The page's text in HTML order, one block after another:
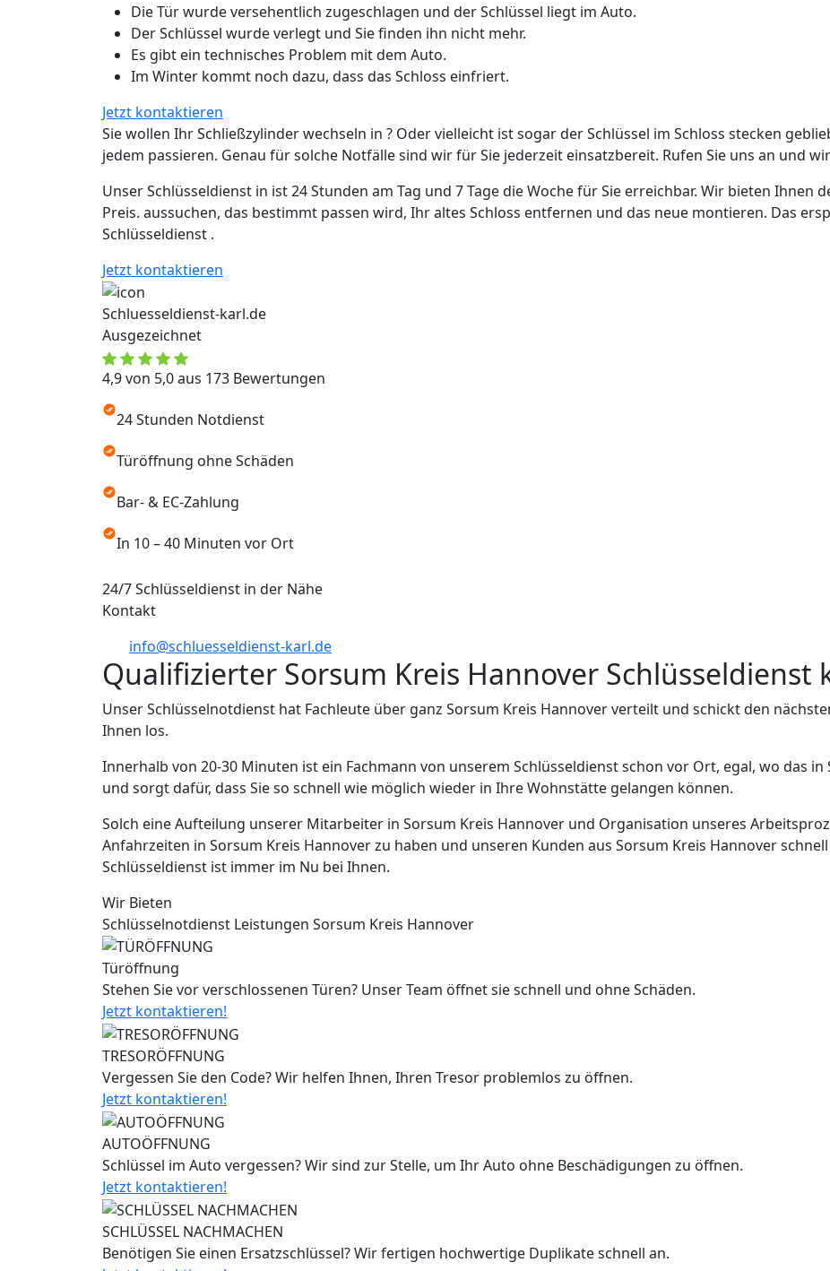
Die Tür wurde versehentlich zugeschlagen und der Schlüssel liegt im Auto.
Der Schlüssel wurde verlegt und Sie finden ihn nicht mehr.
Es gibt ein technisches Problem mit dem Auto.
Im Winter kommt noch dazu, dass das Schloss einfriert.
Jetzt kontaktieren
Sie wollen Ihr Schließzylinder wechseln in ? Oder vielleicht ist sogar der Schlüssel im Schloss stecken
jedem passieren. Genau für solche Notfälle sind wir für Sie jederzeit einsatzbereit. Rufen Sie uns an und
Unser Schlüsseldienst in ist 24 Stunden am Tag und 7 Tage die Woche für Sie erreichbar. Wir bieten Ihnen
Preis. aussuchen, das bestimmt passen wird, Ihr altes Schloss entfernen und das neue montieren. Das
Schlüsseldienst .
Jetzt kontaktieren
Schluesseldienst-karl.de
Ausgezeichnet
4,9 von 5,0 aus 173 Bewertungen
24 Stunden Notdienst
Türöffnung ohne Schäden
Bar- & EC-Zahlung
In 10 – 40 Minuten vor Ort
24/7 Schlüsseldienst in der Nähe
Kontakt
info@schluesseldienst-karl.de
Qualifizierter Sorsum Kreis Hannover Schlüsseldienst
Unser Schlüsselnotdienst hat Fachleute über ganz Sorsum Kreis Hannover verteilt und schickt den
Ihnen los.
Innerhalb von 20-30 Minuten ist ein Fachmann von unserem Schlüsseldienst schon vor Ort, egal, wo das
und sorgt dafür, dass Sie so schnell wie möglich wieder in Ihre Wohnstätte gelangen können.
Solch eine Aufteilung unserer Mitarbeiter in Sorsum Kreis Hannover und Organisation unseres
Anfahrzeiten in Sorsum Kreis Hannover zu haben und unseren Kunden aus Sorsum Kreis Hannover
Schlüsseldienst ist immer im Nu bei Ihnen.
Wir Bieten
Schlüsselnotdienst Leistungen Sorsum Kreis Hannover
Türöffnung
Stehen Sie vor verschlossenen Türen? Unser Team öffnet sie schnell und ohne Schäden.
Jetzt kontaktieren!
TRESORÖFFNUNG
Vergessen Sie den Code? Wir helfen Ihnen, Ihren Tresor problemlos zu öffnen.
Jetzt kontaktieren!
AUTOÖFFNUNG
Schlüssel im Auto vergessen? Wir sind zur Stelle, um Ihr Auto ohne Beschädigungen zu öffnen.
Jetzt kontaktieren!
SCHLÜSSEL NACHMACHEN
Benötigen Sie einen Ersatzschlüssel? Wir fertigen hochwertige Duplikate schnell an.